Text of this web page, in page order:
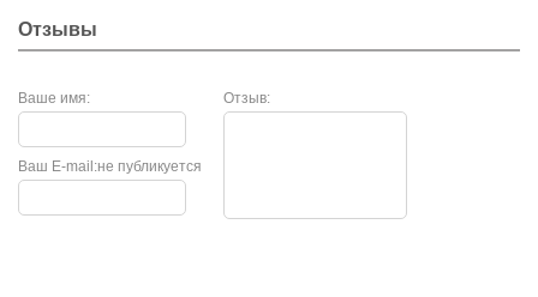
Отзывы
Ваше имя: Отзыв:
не публикуется
Ваш E-mail: